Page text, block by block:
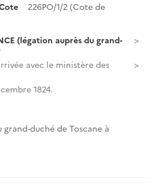
226PO/1/2 (Cote de
(légation auprès du grand-
avec le ministère des
1824.
grand-duché de Toscane à